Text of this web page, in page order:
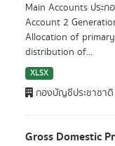
Main Accounts ประ
Account 2
Allocation of
distribution of...
XLSX
กองบัญชีประชาชาติ
Gross Domestic